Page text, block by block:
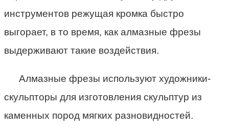
инструментов режущая кромка быстро
выгорает, в то время, как алмазные фрезы
выдерживают такие воздействия.
Алмазные фрезы используют художники-
скульпторы для изготовления скульптур из
каменных пород мягких разновидностей.